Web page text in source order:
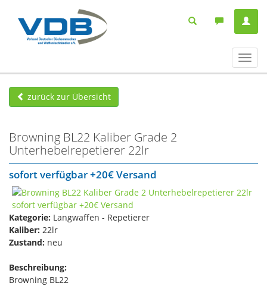
ein-/
zurück zur Übersicht
Browning BL22 Kaliber Grade 2
Unterhebelrepetierer 22lr
sofort verfügbar +20€ Versand
Kategorie: Langwaffen - Repetierer
Kaliber: 22lr
Zustand: neu
Beschreibung:
Browning BL22